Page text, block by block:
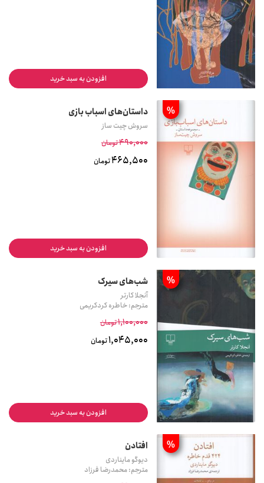
افزودن به سبد خرید
% داستان‌های اسباب بازی
سروش چیت ساز
490,000تومان
465,500تومان
افزودن به سبد خرید
% شب‌های سیرک
آنجلا کارتر
مترجم: خاطره کردکریمی
1,100,000تومان
1,045,000تومان
افزودن به سبد خرید
% افتادن
دیوگو مایناردی
مترجم: محمدرضا فرزاد